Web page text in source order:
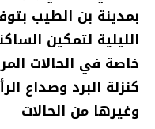
بمدينة بن الطيب
الليلية لتمكين
خاصة في الحالات
كنزلة البرد وصداع
وغيرها من الحالات